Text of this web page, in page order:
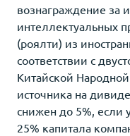
вознаграждение за
интеллектуальных
(роялти) из
соответствии с
Китайской
источника на
снижен до 5%, если
25% капитала